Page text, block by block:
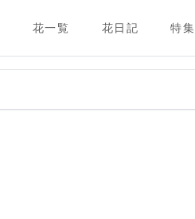
花一覧 花日記 特集